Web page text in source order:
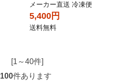
メーカー直送 冷凍便
5,400円
送料無料
[1～40件]
100件あります